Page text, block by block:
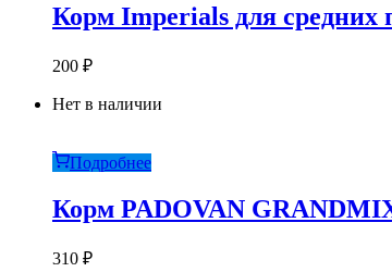
Корм Imperials для средних
200 ₽
Нет в наличии
Подробнее
Корм PADOVAN
310 ₽